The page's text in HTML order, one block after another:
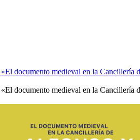
documento medieval en la Cancillería
documento medieval en la Cancillería